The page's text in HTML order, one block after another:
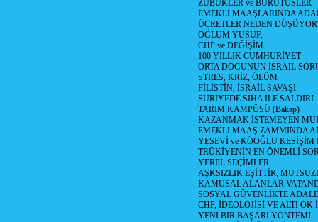
ZÜBÜKLER ve BÜRÜTÜSLER
EMEKLİ MAAŞLARINDA
ÜCRETLER NEDEN
OĞLUM YUSUF,
CHP ve DEĞİŞİM
100 YILLIK CUMHURİYET
ORTA DOGUNUN İSRAİL
STRES, KRİZ, ÖLÜM
FİLİSTİN, İSRAİL SAVAŞI
SURİYEDE SİHA İLE SALDIRI
TARIM KAMPÜSÜ (Bakap)
KAZANMAK İSTEMEYEN
EMEKLİ MAAŞ ZAMMINDA
YESEVİ ve KÖOĞLU
TRÜKİYENİN EN ÖNEMLİ
YEREL SEÇİMLER
AŞKSIZLIK EŞİTTİR,
KAMUSAL ALANLAR
SOSYAL GÜVENLİKTE
CHP, İDEOLOJİSİ VE ALTI OK
YENİ BİR BAŞARI YÖNTEMİ